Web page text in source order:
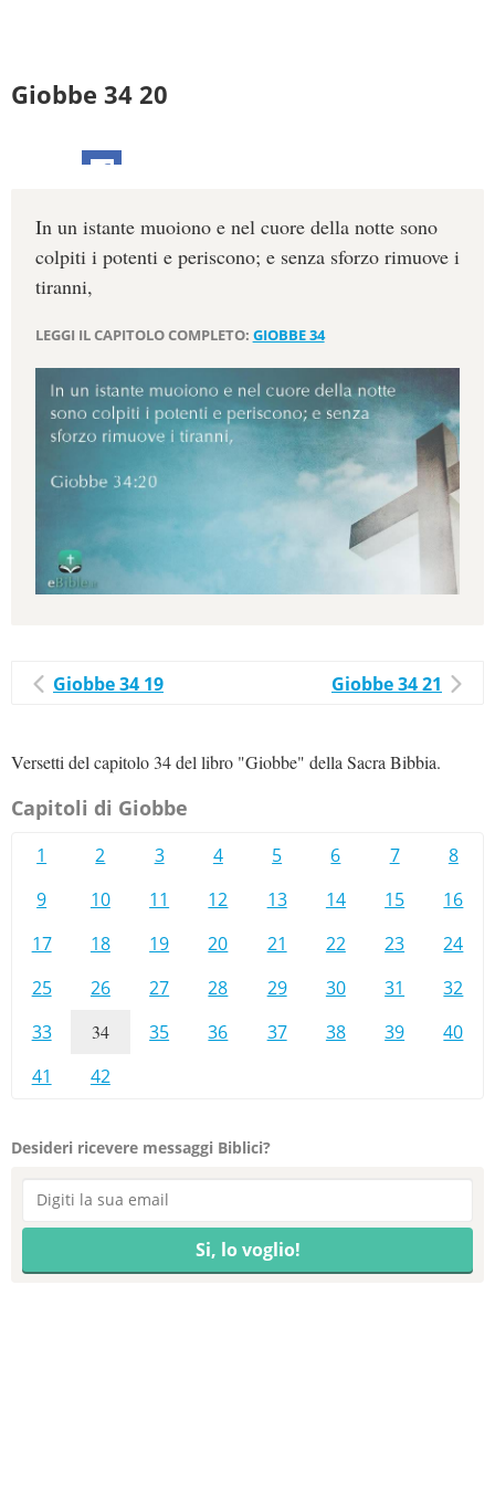
Giobbe 34 20
In un istante muoiono e nel cuore della notte sono
colpiti i potenti e periscono; e senza sforzo rimuove i
tiranni,
LEGGI IL CAPITOLO COMPLETO: GIOBBE 34
Giobbe 34 19 Giobbe 34 21
Versetti del capitolo 34 del libro "Giobbe" della Sacra Bibbia.
Capitoli di Giobbe
1 2 3 4 5 6 7
8
9
10 11 12 13 14 15
16
17
18 19 20 21 22 23
24
25
26 27 28 29 30 31
32
33
34 35 36 37 38 39
40
41
42
Desideri ricevere messaggi Biblici?